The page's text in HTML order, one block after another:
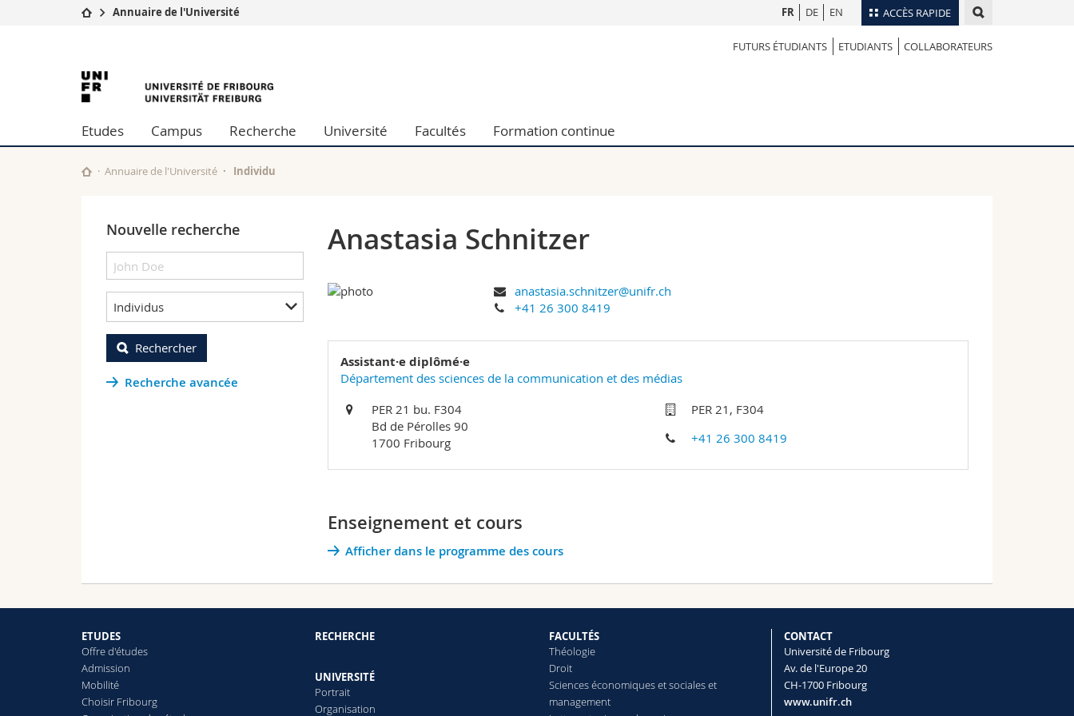
ACCÈS RAPIDE
Etudes
Campus
Université
Formation continue
Lettres et sciences humaines
Sciences de l'éducation et de la formation
Collaborateurs
Annuaire du personnel
Programme des cours
FR DE EN
Annuaire de l'Université
FUTURS ÉTUDIANTS ETUDIANTS COLLABORATEURS
University
of
Fribourg
Etudes Campus Recherche Université Facultés Formation continue
Annuaire de l'Université Individu
Nouvelle recherche
Individus
Rechercher
Recherche avancée
Anastasia Schnitzer
anastasia.schnitzer@unifr.ch
+41 26 300 8419
Assistant·e diplômé·e
Département des sciences de la communication et des médias
PER 21 bu. F304
Bd de Pérolles 90
1700 Fribourg
PER 21, F304
+41 26 300 8419
Enseignement et cours
Afficher dans le programme des cours
ETUDES
Offre d'études
Admission
Mobilité
Choisir Fribourg
RECHERCHE
UNIVERSITÉ
Portrait
Organisation
FACULTÉS
Théologie
Droit
Sciences économiques et sociales et
management
CONTACT
Université de Fribourg
Av. de l'Europe 20
CH-1700 Fribourg
www.unifr.ch